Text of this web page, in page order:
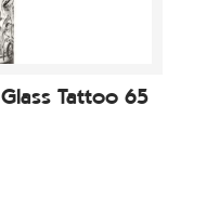
Tattoo 65